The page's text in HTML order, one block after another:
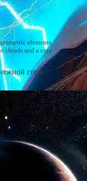
elements,
clouds and a cute
горы,